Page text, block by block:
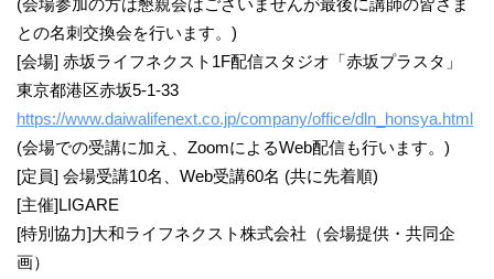
(会場参加の方は懇親会はございませんが最後に講師の皆さま
との名刺交換会を行います。)
[会場] 赤坂ライフネクスト1F配信スタジオ「赤坂プラスタ」
東京都港区赤坂5-1-33
https://www.daiwalifenext.co.jp/company/office/dln_honsya.html
(会場での受講に加え、ZoomによるWeb配信も行います。)
[定員] 会場受講10名、Web受講60名 (共に先着順)
[主催]LIGARE
[特別協力]大和ライフネクスト株式会社（会場提供・共同企
画）